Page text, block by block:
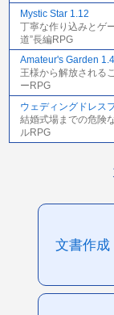
Mystic Star 1.12
丁寧な作り込みとゲ
道”長編RPG
Amateur's Garden
王様から解放される
ーRPG
ウェディングドレス
結婚式場までの危険
ルRPG
文書作成